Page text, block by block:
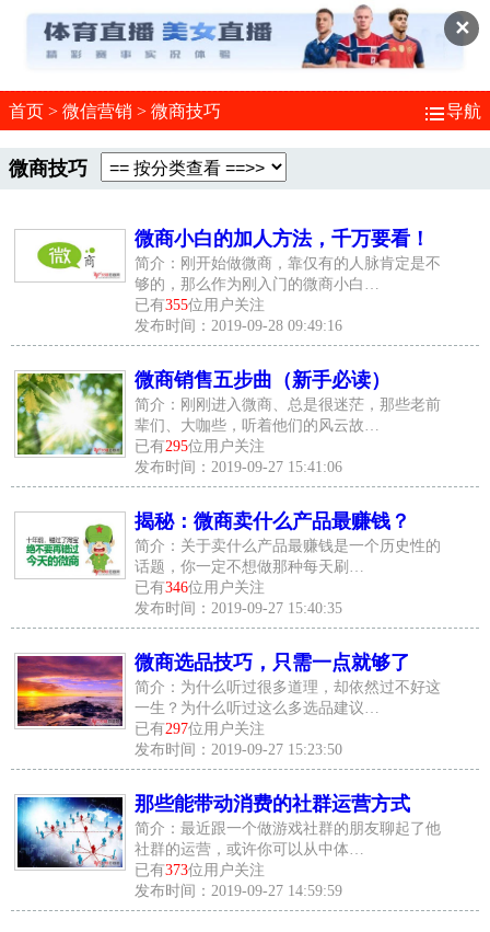
✕
首页 > 微信营销 > 微商技巧 导航
微商技巧
微商小白的加人方法，千万要看！
简介：刚开始做微商，靠仅有的人脉肯定是不
够的，那么作为刚入门的微商小白…
已有355位用户关注
发布时间：2019-09-28 09:49:16
微商销售五步曲（新手必读）
简介：刚刚进入微商、总是很迷茫，那些老前
辈们、大咖些，听着他们的风云故…
已有295位用户关注
发布时间：2019-09-27 15:41:06
揭秘：微商卖什么产品最赚钱？
简介：关于卖什么产品最赚钱是一个历史性的
话题，你一定不想做那种每天刷…
已有346位用户关注
发布时间：2019-09-27 15:40:35
微商选品技巧，只需一点就够了
简介：为什么听过很多道理，却依然过不好这
一生？为什么听过这么多选品建议…
已有297位用户关注
发布时间：2019-09-27 15:23:50
那些能带动消费的社群运营方式
简介：最近跟一个做游戏社群的朋友聊起了他
社群的运营，或许你可以从中体…
已有373位用户关注
发布时间：2019-09-27 14:59:59